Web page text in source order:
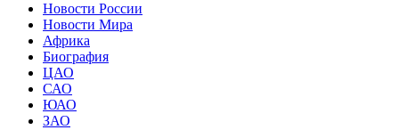
Новости России
Новости Мира
Африка
Биография
ЦАО
САО
ЮАО
ЗАО